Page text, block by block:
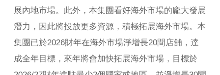
展內地市場。此外，本集團看好海外市場的龐大發展
潛力，因此將投放更多資源，積極拓展海外市場。本
集團已於2026財年在海外市場淨增長20間店舖，達
成全年目標，來年將會加快拓展海外市場，目標於